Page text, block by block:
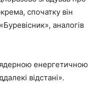
спочатку він
аналогів
енергетичною
відстані».